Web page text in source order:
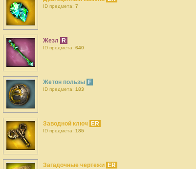
ID предмета: 7
Жезл R
ID предмета: 640
Жетон пользы F
ID предмета: 183
Заводной ключ ER
ID предмета: 185
Загадочные чертежи ER